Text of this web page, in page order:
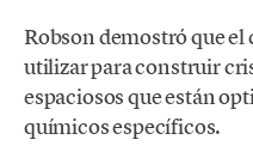
Robson demostró que
utilizar para construir
espaciosos que están
químicos específicos.